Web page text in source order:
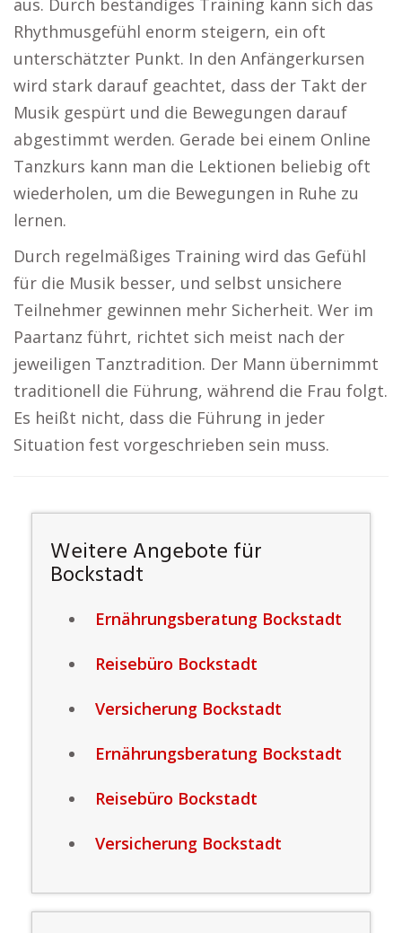
aus. Durch beständiges Training kann sich das
Rhythmusgefühl enorm steigern, ein oft
unterschätzter Punkt. In den Anfängerkursen
wird stark darauf geachtet, dass der Takt der
Musik gespürt und die Bewegungen darauf
abgestimmt werden. Gerade bei einem Online
Tanzkurs kann man die Lektionen beliebig oft
wiederholen, um die Bewegungen in Ruhe zu
lernen.
Durch regelmäßiges Training wird das Gefühl
für die Musik besser, und selbst unsichere
Teilnehmer gewinnen mehr Sicherheit. Wer im
Paartanz führt, richtet sich meist nach der
jeweiligen Tanztradition. Der Mann übernimmt
traditionell die Führung, während die Frau folgt.
Es heißt nicht, dass die Führung in jeder
Situation fest vorgeschrieben sein muss.
Weitere Angebote für
Bockstadt
Ernährungsberatung Bockstadt
Reisebüro Bockstadt
Versicherung Bockstadt
Ernährungsberatung Bockstadt
Reisebüro Bockstadt
Versicherung Bockstadt